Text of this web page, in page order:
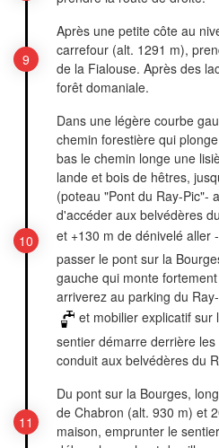
Après une petite côte au
carrefour (alt. 1291 m),
de la Fialouse. Après des
forêt domaniale.
Dans une légère courbe
chemin forestière qui
bas le chemin longe une
lande et bois de hêtres,
(poteau "Pont du Ray-Pic"-
d'accéder aux belvédères
et +130 m de dénivelé aller
passer le pont sur la
gauche qui monte
arriverez au parking du
et mobilier explicatif sur
sentier démarre derrière
conduit aux belvédères du
Du pont sur la Bourges,
de Chabron (alt. 930 m) et
maison, emprunter le